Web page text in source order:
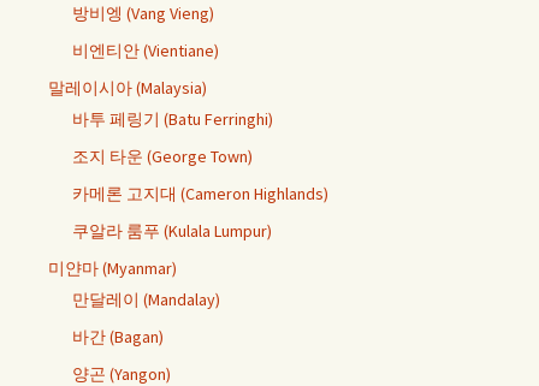
방비엥 (Vang Vieng)
비엔티안 (Vientiane)
말레이시아 (Malaysia)
바투 페링기 (Batu Ferringhi)
조지 타운 (George Town)
카메론 고지대 (Cameron Highlands)
쿠알라 룸푸 (Kulala Lumpur)
미얀마 (Myanmar)
만달레이 (Mandalay)
바간 (Bagan)
양곤 (Yangon)